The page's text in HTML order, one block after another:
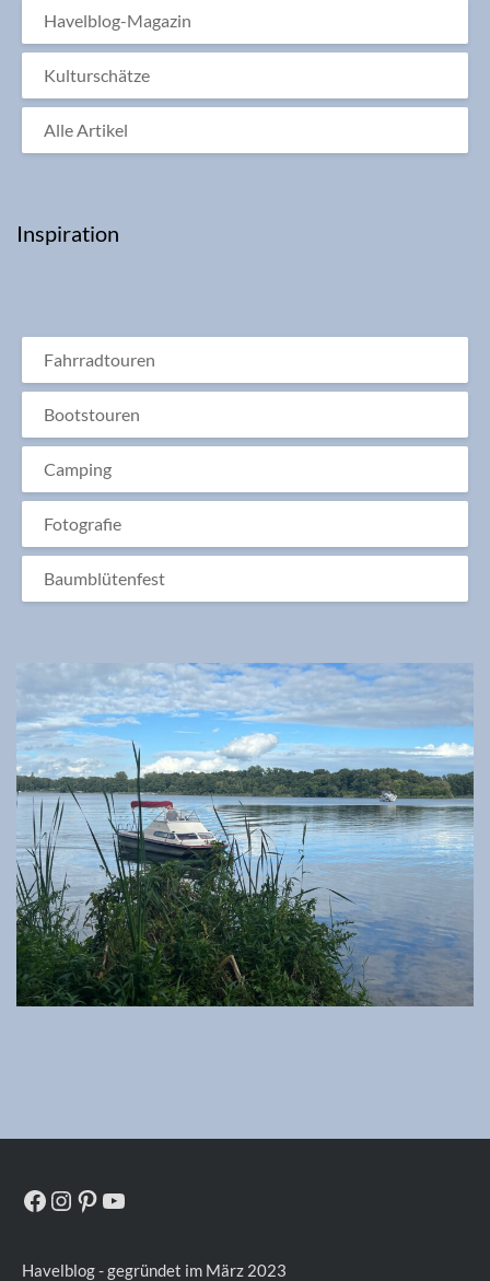
Havelblog-Magazin
Kulturschätze
Alle Artikel
Inspiration
Fahrradtouren
Bootstouren
Camping
Fotografie
Baumblütenfest
Facebook
Instagram
Pinterest
YouTube
Havelblog - gegründet im März 2023